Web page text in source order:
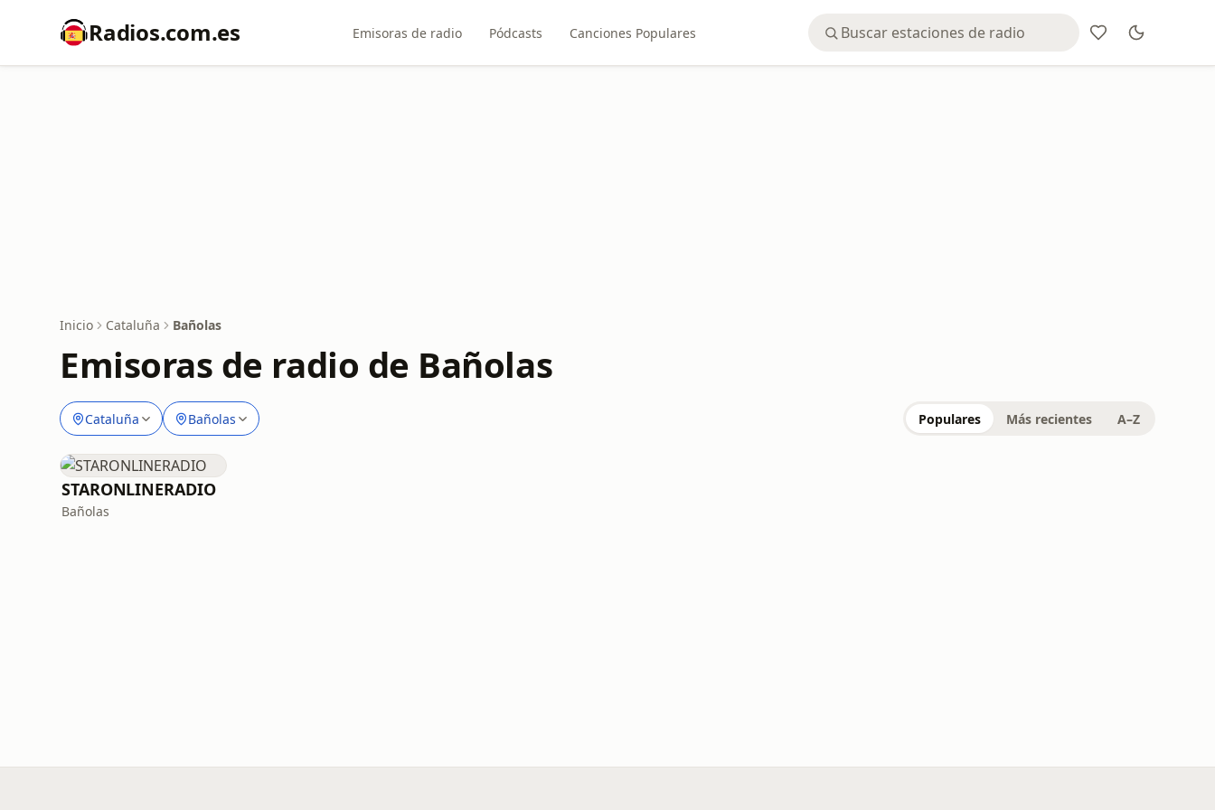
Radios.com.es Emisoras de radio Pódcasts Canciones Populares
Inicio Cataluña Bañolas
Emisoras de radio de Bañolas
Cataluña Bañolas Populares Más recientes A–Z
STARONLINERADIO
Bañolas